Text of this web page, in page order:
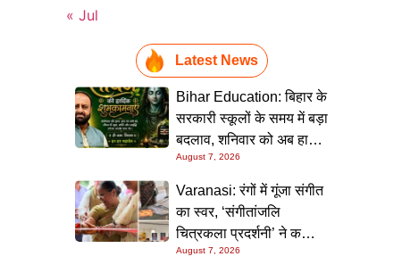
« Jul
Latest News
Bihar Education: बिहार के
सरकारी स्कूलों के समय में बड़ा
बदलाव, शनिवार को अब हाफ
डे रहेगा विद्यालय
August 7, 2026
Varanasi: रंगों में गूंजा संगीत
का स्वर, ‘संगीतांजलि
चित्रकला प्रदर्शनी’ ने कला
प्रेमियों को किया मंत्रमुग्ध
August 7, 2026